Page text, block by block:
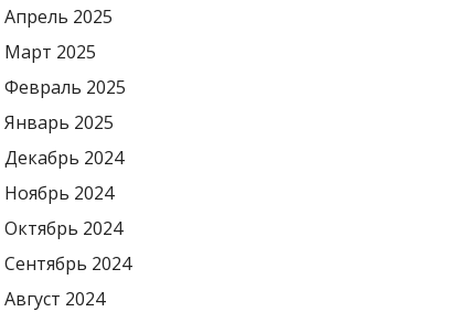
Апрель 2025
Март 2025
Февраль 2025
Январь 2025
Декабрь 2024
Ноябрь 2024
Октябрь 2024
Сентябрь 2024
Август 2024